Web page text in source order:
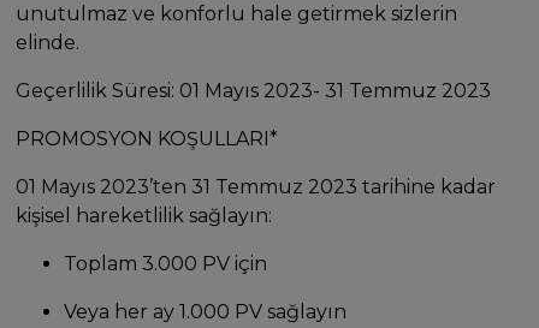
unutulmaz ve konforlu hale getirmek sizlerin
elinde.
Geçerlilik Süresi: 01 Mayıs 2023- 31 Temmuz 2023
PROMOSYON KOŞULLARI*
01 Mayıs 2023’ten 31 Temmuz 2023 tarihine kadar
kişisel hareketlilik sağlayın:
Toplam 3.000 PV için
Veya her ay 1.000 PV sağlayın